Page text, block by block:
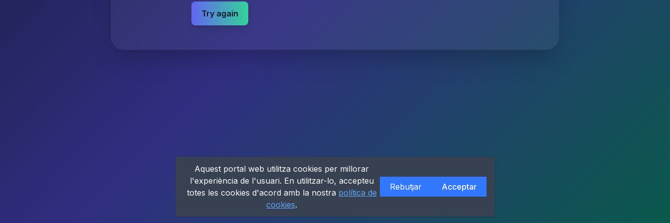
Try again
Aquest portal web utilitza cookies per millorar
l'experiència de l'usuari. En utilitzar-lo, accepteu
totes les cookies d'acord amb la nostra política de
cookies.
Rebutjar Acceptar